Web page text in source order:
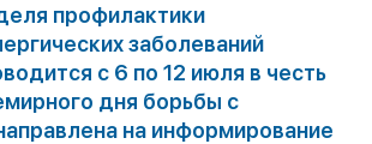
профилактики
заболеваний
с 6 по 12 июля в честь
дня борьбы с
на информирование